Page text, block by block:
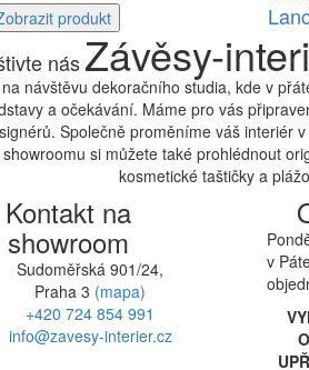
produkt
násZávěsy-
návštěvu dekoračního studia, kde v
a očekávání. Máme pro vás
Společně proměníme váš interiér
si můžete také prohlédnout
kosmetické taštičky a
Kontakt na
showroom
Sudoměřská 901/24,
Praha 3 (mapa)
+420 724 854 991
info@zavesy-interier.cz
v